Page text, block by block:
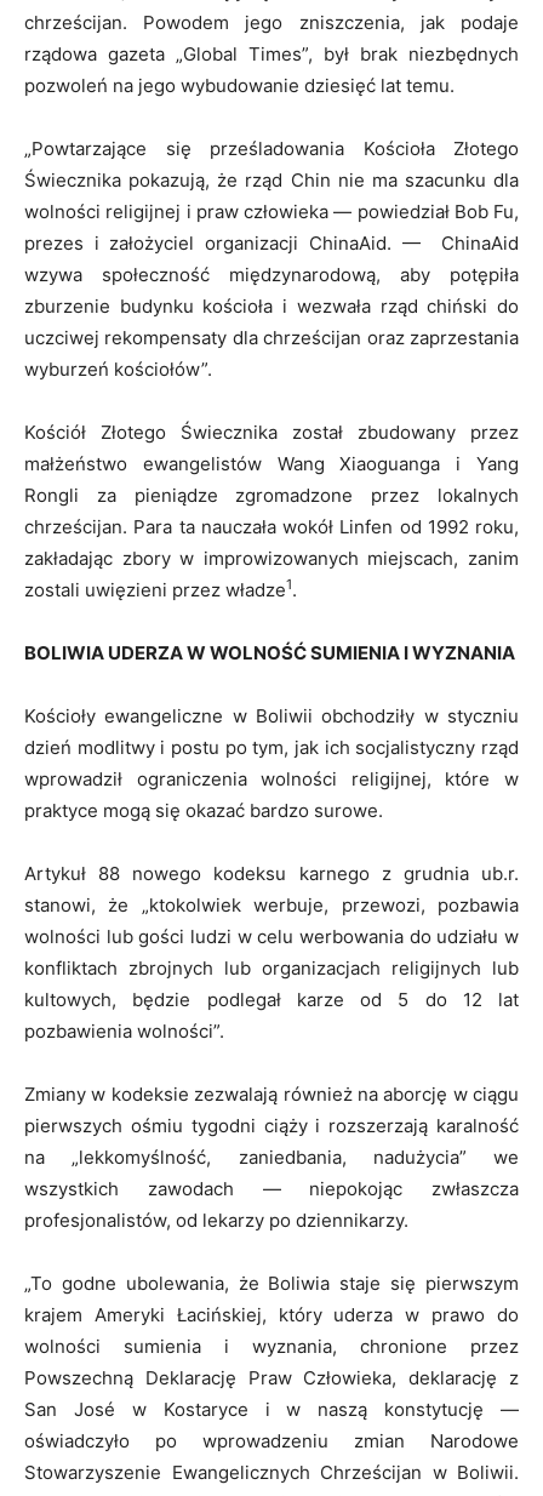
chrześcijan. Powodem jego zniszczenia, jak podaje
rządowa gazeta „Global Times”, był brak niezbędnych
pozwoleń na jego wybudowanie dziesięć lat temu.
„Powtarzające się prześladowania Kościoła Złotego
Świecznika pokazują, że rząd Chin nie ma szacunku dla
wolności religijnej i praw człowieka — powiedział Bob Fu,
prezes i założyciel organizacji ChinaAid. — ChinaAid
wzywa społeczność międzynarodową, aby potępiła
zburzenie budynku kościoła i wezwała rząd chiński do
uczciwej rekompensaty dla chrześcijan oraz zaprzestania
wyburzeń kościołów”.
Kościół Złotego Świecznika został zbudowany przez
małżeństwo ewangelistów Wang Xiaoguanga i Yang
Rongli za pieniądze zgromadzone przez lokalnych
chrześcijan. Para ta nauczała wokół Linfen od 1992 roku,
zakładając zbory w improwizowanych miejscach, zanim
zostali uwięzieni przez władze1.
BOLIWIA UDERZA W WOLNOŚĆ SUMIENIA I WYZNANIA
Kościoły ewangeliczne w Boliwii obchodziły w styczniu
dzień modlitwy i postu po tym, jak ich socjalistyczny rząd
wprowadził ograniczenia wolności religijnej, które w
praktyce mogą się okazać bardzo surowe.
Artykuł 88 nowego kodeksu karnego z grudnia ub.r.
stanowi, że „ktokolwiek werbuje, przewozi, pozbawia
wolności lub gości ludzi w celu werbowania do udziału w
konfliktach zbrojnych lub organizacjach religijnych lub
kultowych, będzie podlegał karze od 5 do 12 lat
pozbawienia wolności”.
Zmiany w kodeksie zezwalają również na aborcję w ciągu
pierwszych ośmiu tygodni ciąży i rozszerzają karalność
na „lekkomyślność, zaniedbania, nadużycia” we
wszystkich zawodach — niepokojąc zwłaszcza
profesjonalistów, od lekarzy po dziennikarzy.
„To godne ubolewania, że ​​Boliwia staje się pierwszym
krajem Ameryki Łacińskiej, który uderza w prawo do
wolności sumienia i wyznania, chronione przez
Powszechną Deklarację Praw Człowieka, deklarację z
San José w Kostaryce i w naszą konstytucję —
oświadczyło po wprowadzeniu zmian Narodowe
Stowarzyszenie Ewangelicznych Chrześcijan w Boliwii.